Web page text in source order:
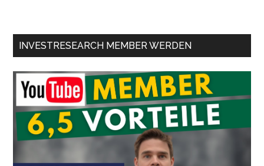
INVESTRESEARCH MEMBER WERDEN